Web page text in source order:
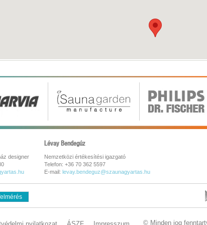
designer
Lévay Bendegúz
Nemzetközi értékesítési igazgató
Telefon: +36 70 362 5597
E-mail: levay.bendeguz@szaunagyartas.hu
© Minden jog